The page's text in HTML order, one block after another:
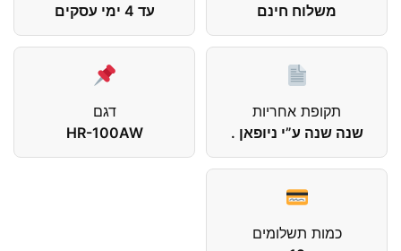
משלוח חינם
עד 4 ימי עסקים
תקופת אחריות
שנה שנה ע”י ניופאן .
דגם
HR-100AW
כמות תשלומים